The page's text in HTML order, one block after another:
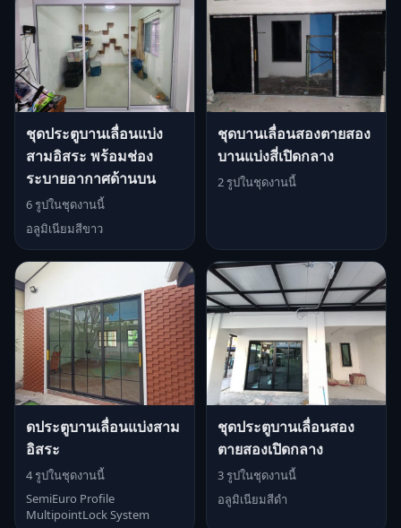
ชุดประตูบานเลื่อนแบ่ง
สามอิสระ พร้อมช่อง
ระบายอากาศด้านบน
6 รูปในชุดงานนี้
อลูมิเนียมสีขาว
ชุดบานเลื่อนสองตายสอง
บานแบ่งสี่เปิดกลาง
2 รูปในชุดงานนี้
ดประตูบานเลื่อนแบ่งสาม
อิสระ
4 รูปในชุดงานนี้
SemiEuro Profile
MultipointLock System
ชุดประตูบานเลื่อนสอง
ตายสองเปิดกลาง
3 รูปในชุดงานนี้
อลูมิเนียมสีดำ